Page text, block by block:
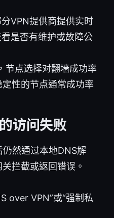
VPN提供商提供实时
是否有维护或故障公
节点选择对翻墙成功率
性的节点通常成功率
访问失败
然通过本地DNS解
拦截或返回错误。
over VPN”或“强制私